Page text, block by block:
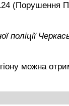
(Порушення
можна